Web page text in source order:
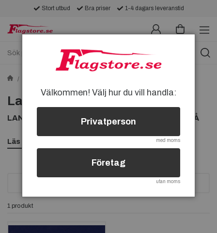
Stort utbud Bra priser 1-4 dagars leveranstid
Land-Rover-pins
LAND-ROVER PINS, KÖP PIN MED LAND-ROVER PÅ
Läs mer
1 produkt
Välkommen! Välj hur du vill handla:
Privatperson
med moms
Företag
utan moms